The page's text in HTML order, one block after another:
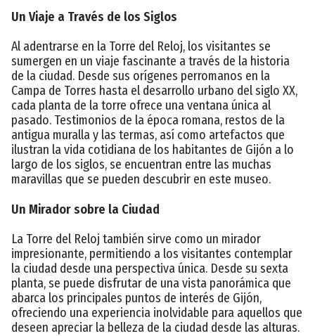
Un Viaje a Través de los Siglos
Al adentrarse en la Torre del Reloj, los visitantes se
sumergen en un viaje fascinante a través de la historia
de la ciudad. Desde sus orígenes perromanos en la
Campa de Torres hasta el desarrollo urbano del siglo XX,
cada planta de la torre ofrece una ventana única al
pasado. Testimonios de la época romana, restos de la
antigua muralla y las termas, así como artefactos que
ilustran la vida cotidiana de los habitantes de Gijón a lo
largo de los siglos, se encuentran entre las muchas
maravillas que se pueden descubrir en este museo.
Un Mirador sobre la Ciudad
La Torre del Reloj también sirve como un mirador
impresionante, permitiendo a los visitantes contemplar
la ciudad desde una perspectiva única. Desde su sexta
planta, se puede disfrutar de una vista panorámica que
abarca los principales puntos de interés de Gijón,
ofreciendo una experiencia inolvidable para aquellos que
deseen apreciar la belleza de la ciudad desde las alturas.